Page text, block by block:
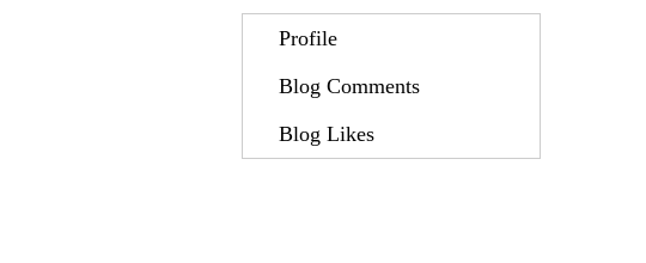
Profile
Blog Comments
Blog Likes